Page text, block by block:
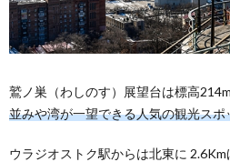
眺望が
よく絶
好の撮
ット
1.3.
美しい
鷲ノ巣（わしのす）展望台は標高214m
並みや湾が一望できる人気の観光スポ
ウラジオストク駅からは北東に 2.6Km